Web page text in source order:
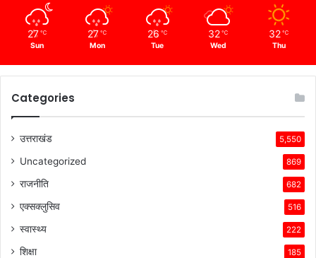
27 ℃
Sun
27 ℃
Mon
26 ℃
Tue
32 ℃
Wed
32 ℃
Thu
Categories
उत्तराखंड 5,550
Uncategorized 869
राजनीति 682
एक्सक्लुसिव 516
स्वास्थ्य 222
शिक्षा 185